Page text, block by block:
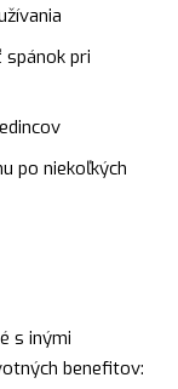
pri
po niekoľkých
s inými
benefitov: